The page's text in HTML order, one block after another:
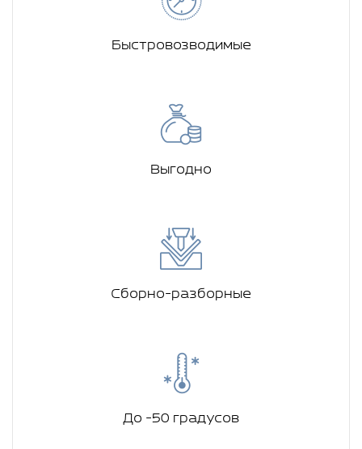
Быстровозводимые
Выгодно
Сборно-разборные
До -50 градусов